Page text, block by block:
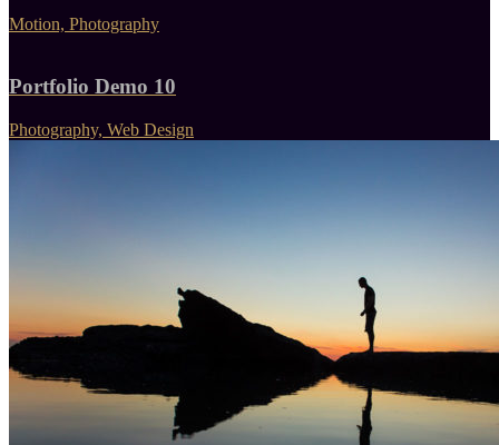
Motion, Photography
Portfolio Demo 10
Photography, Web Design